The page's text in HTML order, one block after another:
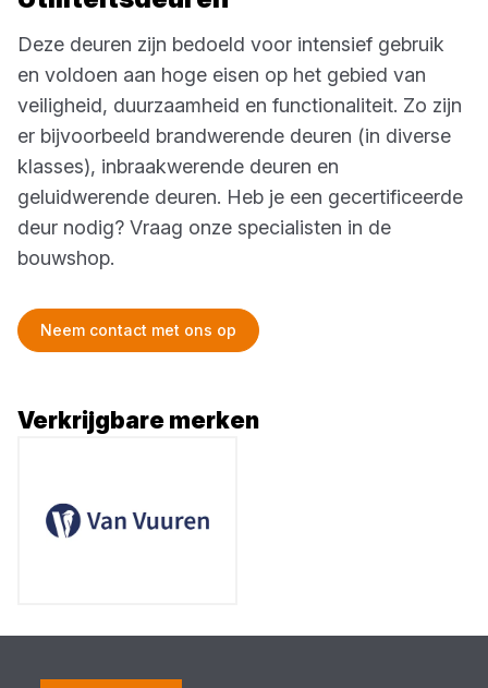
Deze deuren zijn bedoeld voor intensief gebruik
en voldoen aan hoge eisen op het gebied van
veiligheid, duurzaamheid en functionaliteit. Zo zijn
er bijvoorbeeld brandwerende deuren (in diverse
klasses), inbraakwerende deuren en
geluidwerende deuren. Heb je een gecertificeerde
deur nodig? Vraag onze specialisten in de
bouwshop.
Neem contact met ons op
Verkrijgbare merken